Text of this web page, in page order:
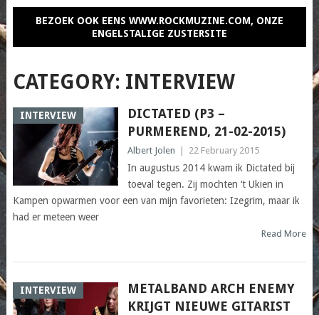
BEZOEK OOK EENS WWW.ROCKMUZINE.COM, ONZE
ENGELSTALIGE ZUSTERSITE
CATEGORY: INTERVIEW
INTERVIEW
DICTATED (P3 –
PURMEREND, 21-02-2015)
Albert Jolen 22 February 2015
In augustus 2014 kwam ik Dictated bij
toeval tegen. Zij mochten ‘t Ukien in
Kampen opwarmen voor een van mijn favorieten: Izegrim, maar ik
had er meteen weer
Read More
INTERVIEW
METALBAND ARCH ENEMY
KRIJGT NIEUWE GITARIST